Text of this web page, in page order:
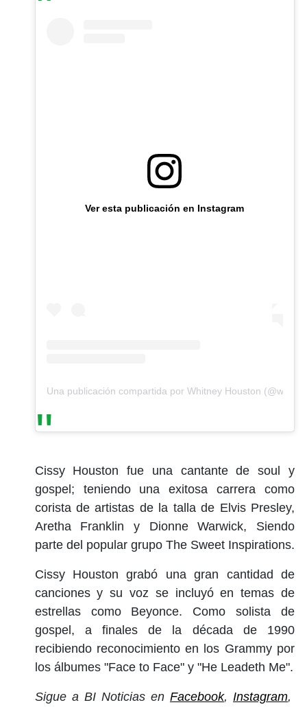
Ver esta publicación en Instagram
Una publicación compartida por Whitney Houston
Cissy Houston fue una cantante de soul y
gospel; teniendo una exitosa carrera como
corista de artistas de la talla de Elvis Presley,
Aretha Franklin y Dionne Warwick, Siendo
parte del popular grupo The Sweet Inspirations.
Cissy Houston grabó una gran cantidad de
canciones y su voz se incluyó en temas de
estrellas como Beyonce. Como solista de
gospel, a finales de la década de 1990
recibiendo reconocimiento en los Grammy por
los álbumes "Face to Face" y "He Leadeth Me".
Sigue a BI Noticias en Facebook, Instagram,